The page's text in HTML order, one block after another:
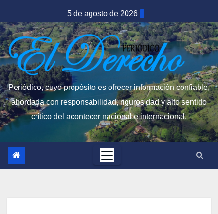
al
contenido
5 de agosto de 2026
Periódico, cuyo propósito es ofrecer información confiable,
abordada con responsabilidad, rigurosidad y alto sentido
crítico del acontecer nacional e internacional.